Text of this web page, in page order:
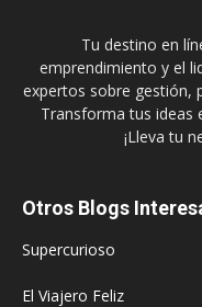
Tu destino en
emprendimiento y el
expertos sobre gestión,
Transforma tus ideas
¡Lleva tu
Otros Blogs
Supercurioso
El Viajero Feliz